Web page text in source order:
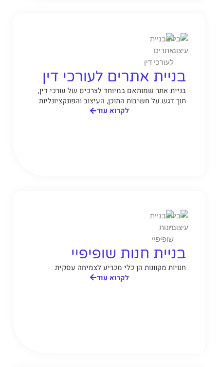
בניית אתרים לעורכי דין
בניית אתר שמותאם במיוחד לצרכים של עורכי דין,
תוך דגש על חשיבות התוכן, העיצוב והפונקציונליות
לקרוא עוד
בניית חנות שופיפיי
חנויות מקוונות הן כלי מכריע לצמיחה עסקית
לקרוא עוד